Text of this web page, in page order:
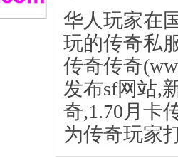
华人玩家在
玩的传奇私
传奇传奇(
发布sf网站,
奇,1.70月卡
为传奇玩家